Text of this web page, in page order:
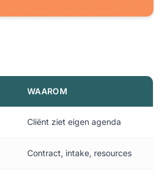
WAAROM
Cliënt ziet eigen agenda
Contract, intake, resources